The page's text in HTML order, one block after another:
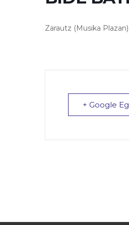
Zarautz (Musika Plazan)
+ Google